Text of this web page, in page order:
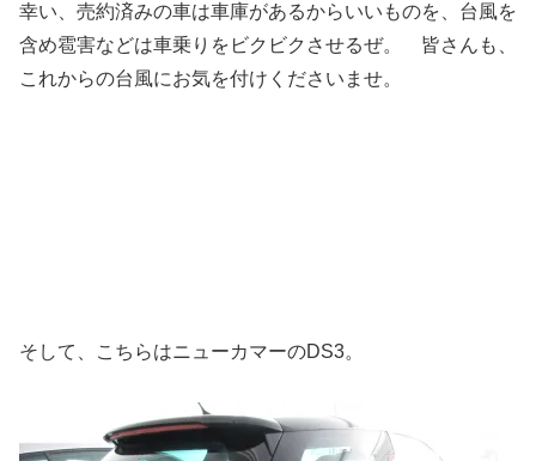
幸い、売約済みの車は車庫があるからいいものを、台風を
含め雹害などは車乗りをビクビクさせるぜ。 皆さんも、
これからの台風にお気を付けくださいませ。
そして、こちらはニューカマーのDS3。